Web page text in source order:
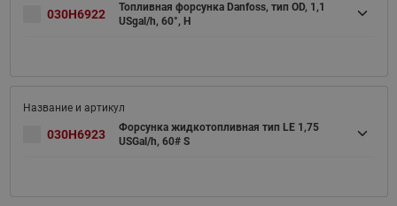
030H6922
Топливная форсунка Danfoss, тип OD, 1,1
USgal/h, 60°, H
030H6923
Форсунка жидкотопливная тип LE 1,75
USGal/h, 60# S